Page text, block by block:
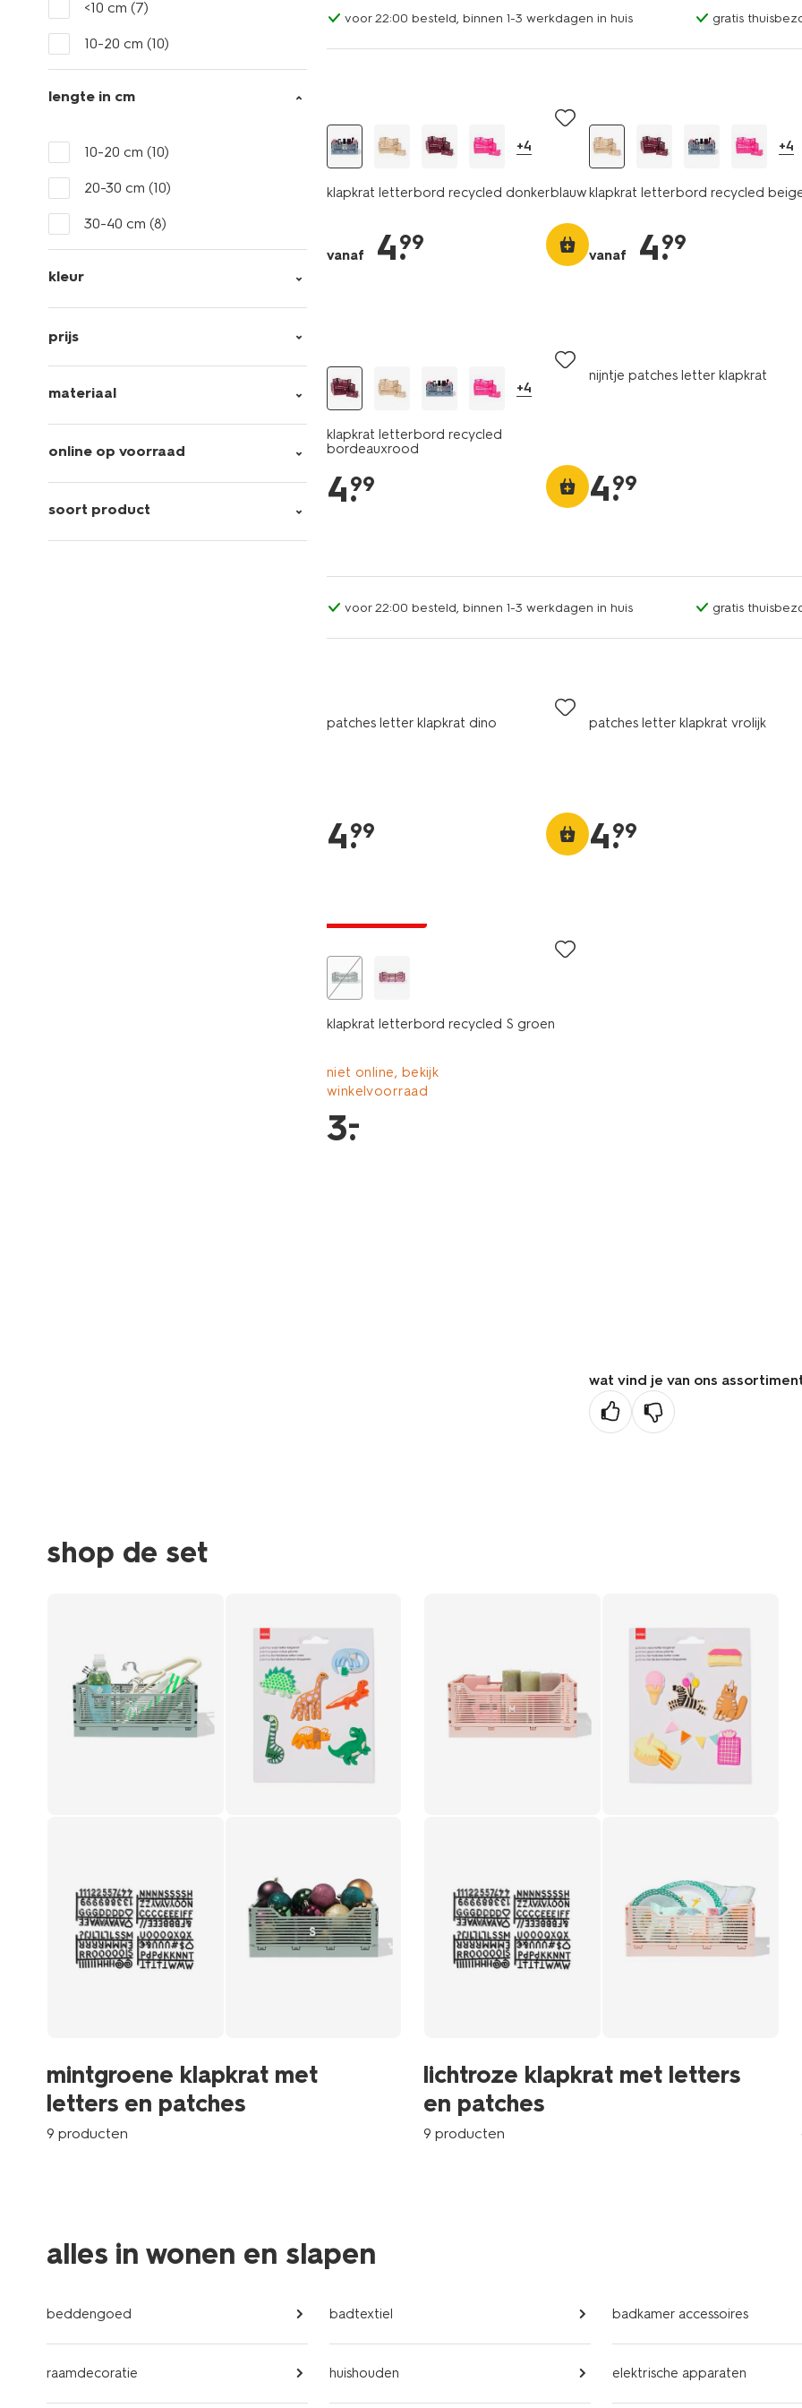
<10 cm (7)
10-20 cm (10)
lengte in cm
10-20 cm (10)
20-30 cm (10)
30-40 cm (8)
kleur
prijs
materiaal
online op voorraad
soort product
voor 22:00 besteld, binnen 1-3 werkdagen in huis gratis
+4
klapkrat letterbord recycled donkerblauw
vanaf 4.
99
+4
klapkrat letterbord recycled
vanaf 4.
99
+4
klapkrat letterbord recycled
bordeauxrood
4.
99
nijntje patches letter klapkrat
4.
99
voor 22:00 besteld, binnen 1-3 werkdagen in huis gratis
patches letter klapkrat dino
4.
99
patches letter klapkrat vrolijk
4.
99
klapkrat letterbord recycled S groen
niet online, bekijk
winkelvoorraad
3.
–
wat vind je van ons
shop de set
mintgroene klapkrat met
letters en patches
9 producten
lichtroze klapkrat met letters
en patches
9 producten
alles in wonen en slapen
beddengoed badtextiel badkamer accessoires
raamdecoratie huishouden elektrische apparaten